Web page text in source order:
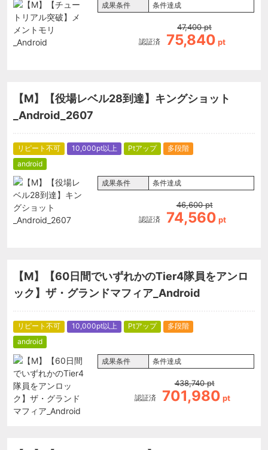
成果条件 条件達成
認証済
47,400 pt
75,840 pt
【M】【役場レベル28到達】キングショット
_Android_2607
リピート不可 10,000pt以上 Ptアップ
多段階
android
成果条件 条件達成
認証済
46,600 pt
74,560 pt
【M】【60日間でいずれかのTier4隊員をアンロ
ック】ザ・グランドマフィア_Android
リピート不可 10,000pt以上 Ptアップ
多段階
android
成果条件 条件達成
認証済
438,740 pt
701,980 pt